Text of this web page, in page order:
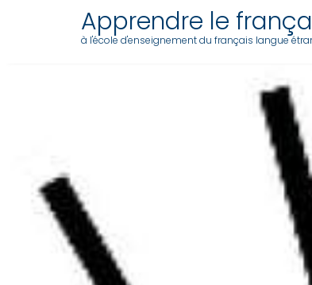
Apprendre le
à l'école d'enseignement du français langue